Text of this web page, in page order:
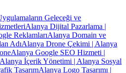
Geleceği ve
Alanya Dijital Pazarlama |
ReklamlarıAlanya Domain ve
AdıAlanya Drone Çekimi | Alanya
Alanya Google SEO Hizmeti |
Alanya İçerik Yönetimi | Alanya Sosyal
TasarımAlanya Logo Tasarımı |